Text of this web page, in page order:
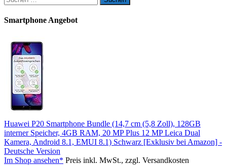
nach:
Smartphone Angebot
Huawei P20 Smartphone Bundle (14,7 cm (5,8 Zoll), 128GB
interner Speicher, 4GB RAM, 20 MP Plus 12 MP Leica Dual
Kamera, Android 8.1, EMUI 8.1) Schwarz [Exklusiv bei Amazon] -
Deutsche Version
Im Shop ansehen* Preis inkl. MwSt., zzgl. Versandkosten